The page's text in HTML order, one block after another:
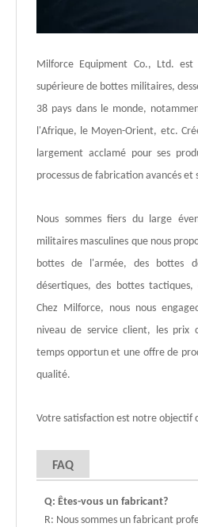
Milforce Equipment Co., Ltd.
supérieure de bottes militaires,
38 pays dans le monde,
l'Afrique, le Moyen-Orient, etc.
largement acclamé pour ses
processus de fabrication avancés
Nous sommes fiers du large
militaires masculines que nous
bottes de l'armée, des
désertiques, des bottes
Chez Milforce, nous nous
niveau de service client, les prix
temps opportun et une offre de
qualité.
Votre satisfaction est notre objectif
FAQ
Q: Êtes-vous un fabricant?
R: Nous sommes un fabricant